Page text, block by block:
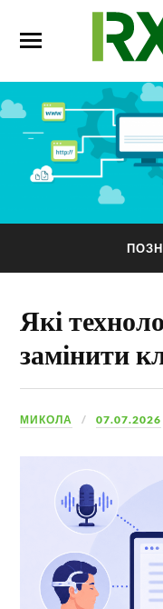
Які
замінити
МИКОЛА 07.07.2026